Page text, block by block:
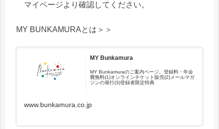
マイページより確認してください。
MY BUNKAMURAとは＞＞
MY Bunkamura
MY Bunkamuraのご案内ページ。登録料・年会
費無料(1)オンラインチケット販売(2)メールマガ
ジンの発行(3)登録者限定特典
www.bunkamura.co.jp